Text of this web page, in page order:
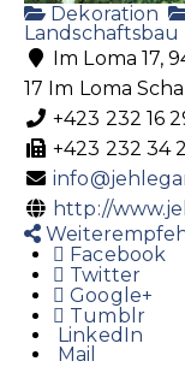
Dekoration
Landschaftsbau
Im Loma 17,
17 Im Loma
+423 232 16
+423 232 34
http://
Facebook
Twitter
Google+
Tumblr
LinkedIn
Mail